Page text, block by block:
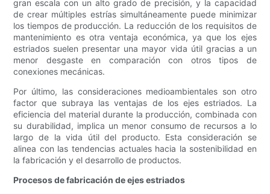
gran escala con un alto grado de precisión, y la capacidad
de crear múltiples estrías simultáneamente puede minimizar
los tiempos de producción. La reducción de los requisitos de
mantenimiento es otra ventaja económica, ya que los ejes
estriados suelen presentar una mayor vida útil gracias a un
menor desgaste en comparación con otros tipos de
conexiones mecánicas.
Por último, las consideraciones medioambientales son otro
factor que subraya las ventajas de los ejes estriados. La
eficiencia del material durante la producción, combinada con
su durabilidad, implica un menor consumo de recursos a lo
largo de la vida útil del producto. Esta consideración se
alinea con las tendencias actuales hacia la sostenibilidad en
la fabricación y el desarrollo de productos.
Procesos de fabricación de ejes estriados